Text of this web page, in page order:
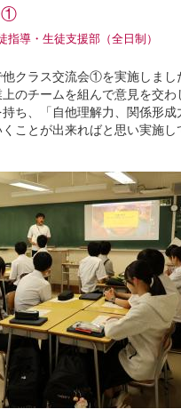
①
指導・生徒支援部（全日制）
クラス交流会①を実施しま
のチームを組んで意見を交
ち、「自他理解力、関係形
ことが出来ればと思い実施